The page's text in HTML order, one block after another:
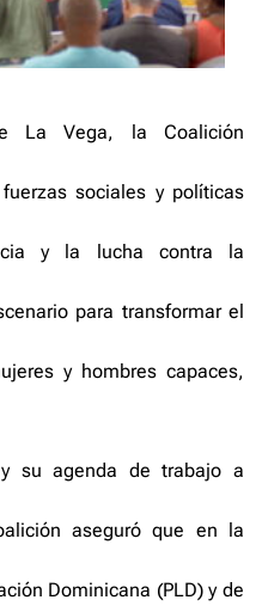
La Vega, la Coalición
sociales y políticas
y la lucha contra la
para transformar el
y hombres capaces,
y su agenda de trabajo a
aseguró que en la
Dominicana (PLD) y de